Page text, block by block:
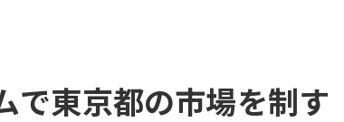
未来志向の不動産管理システム導入
で東京都の市場を制す